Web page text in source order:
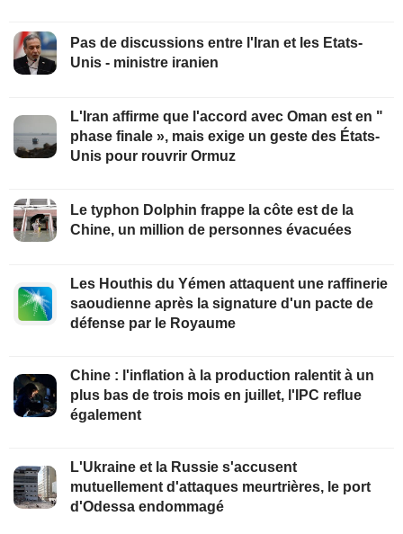
Pas de discussions entre l'Iran et les Etats-
Unis - ministre iranien
L'Iran affirme que l'accord avec Oman est en "
phase finale », mais exige un geste des États-
Unis pour rouvrir Ormuz
Le typhon Dolphin frappe la côte est de la
Chine, un million de personnes évacuées
Les Houthis du Yémen attaquent une raffinerie
saoudienne après la signature d'un pacte de
défense par le Royaume
Chine : l'inflation à la production ralentit à un
plus bas de trois mois en juillet, l'IPC reflue
également
L'Ukraine et la Russie s'accusent
mutuellement d'attaques meurtrières, le port
d'Odessa endommagé